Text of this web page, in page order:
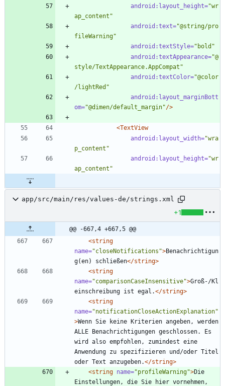
android:layout_height="wr
ap_content"
android:text="@string/pro
fileWarning"
android:textStyle="bold"
android:textAppearance="@
style/TextAppearance.AppCompat"
android:textColor="@color
/lightRed"
android:layout_marginBott
om="@dimen/default_margin"/>
<TextView
android:layout_width="wra
p_content"
android:layout_height="wr
ap_content"
app/src/main/res/values-de/strings.xml
+1
@@ -667,4 +667,5 @@
<string
name="closeNotifications">Benachrichtigun
g(en) schließen</string>
<string
name="comparisonCaseInsensitive">Groß-/Kl
einschreibung ist egal.</string>
<string
name="notificationCloseActionExplanation"
>Wenn Sie keine Kriterien angeben, werden
ALLE Benachrichtigungen geschlossen. Es
wird also empfohlen, zumindest eine
Anwendung zu spezifizieren und/oder Titel
oder Text anzugeben.</string>
<string name="profileWarning">Die
Einstellungen, die Sie hier vornehmen,